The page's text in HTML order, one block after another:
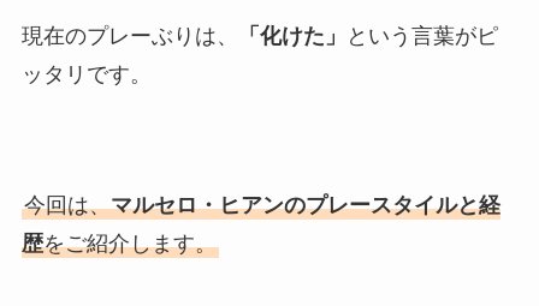
現在のプレーぶりは、 「化けた」
という言葉がピ
ッタリです。
今回は、マルセロ・ヒアンのプレースタイルと経
歴をご紹介します。